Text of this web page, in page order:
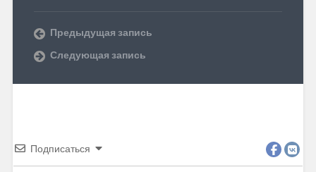
Предыдущая запись
Следующая запись
Подписаться